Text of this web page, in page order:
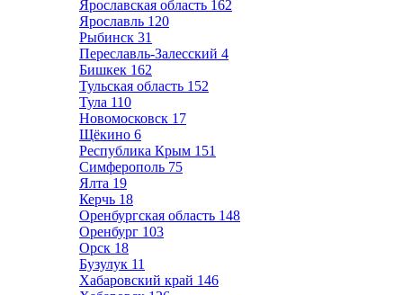
Ярославская область 162
Ярославль 120
Рыбинск 31
Переславль-Залесский 4
Бишкек 162
Тульская область 152
Тула 110
Новомосковск 17
Щёкино 6
Республика Крым 151
Симферополь 75
Ялта 19
Керчь 18
Оренбургская область 148
Оренбург 103
Орск 18
Бузулук 11
Хабаровский край 146